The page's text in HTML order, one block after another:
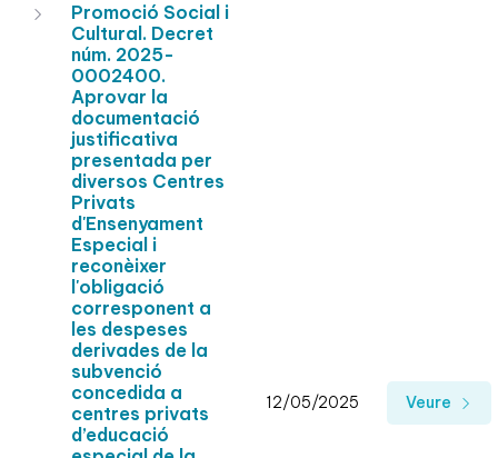
Promoció Social i
Cultural. Decret
núm. 2025-
0002400.
Aprovar la
documentació
justificativa
presentada per
diversos Centres
Privats
d'Ensenyament
Especial i
reconèixer
l'obligació
corresponent a
les despeses
derivades de la
subvenció
concedida a
centres privats
d’educació
12/05/2025 Veure